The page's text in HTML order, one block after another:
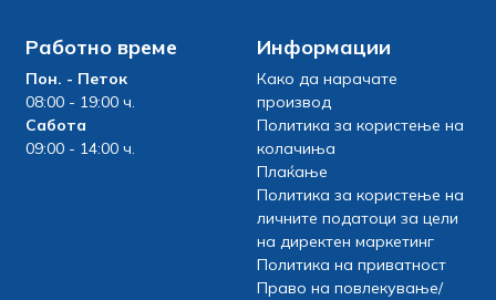
Работно време
Пон. - Петок
08:00 - 19:00 ч.
Сабота
09:00 - 14:00 ч.
Информации
Како да нарачате
производ
Политика за користење на
колачиња
Плаќање
Политика за користење на
личните податоци за цели
на директен маркетинг
Политика на приватност
Право на повлекување/